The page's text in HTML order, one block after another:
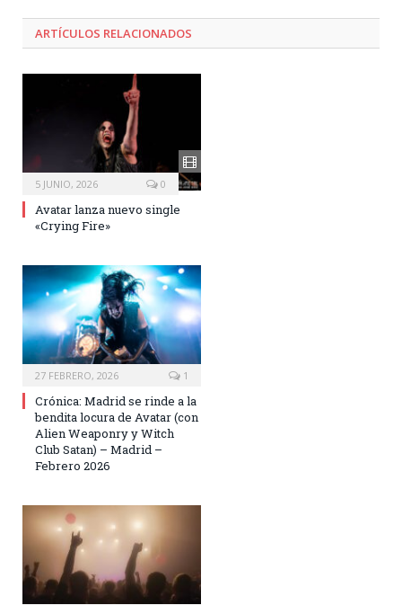
ARTÍCULOS RELACIONADOS
5 JUNIO, 2026 0
Avatar lanza nuevo single
«Crying Fire»
27 FEBRERO, 2026 1
Crónica: Madrid se rinde a la
bendita locura de Avatar (con
Alien Weaponry y Witch
Club Satan) – Madrid –
Febrero 2026